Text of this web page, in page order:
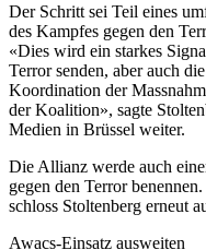
Der Schritt sei Teil eines
des Kampfes gegen den
«Dies wird ein starkes
Terror senden, aber auch
Koordination der
der Koalition», sagte
Medien in Brüssel weiter.
Die Allianz werde auch
gegen den Terror
schloss Stoltenberg erneut
Awacs-Einsatz ausweiten